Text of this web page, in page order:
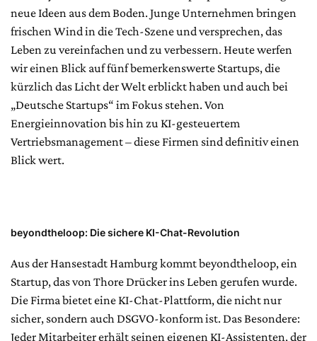
neue Ideen aus dem Boden. Junge Unternehmen bringen
frischen Wind in die Tech-Szene und versprechen, das
Leben zu vereinfachen und zu verbessern. Heute werfen
wir einen Blick auf fünf bemerkenswerte Startups, die
kürzlich das Licht der Welt erblickt haben und auch bei
„Deutsche Startups“ im Fokus stehen. Von
Energieinnovation bis hin zu KI-gesteuertem
Vertriebsmanagement – diese Firmen sind definitiv einen
Blick wert.
beyondtheloop: Die sichere KI-Chat-Revolution
Aus der Hansestadt Hamburg kommt beyondtheloop, ein
Startup, das von Thore Drücker ins Leben gerufen wurde.
Die Firma bietet eine KI-Chat-Plattform, die nicht nur
sicher, sondern auch DSGVO-konform ist. Das Besondere:
Jeder Mitarbeiter erhält seinen eigenen KI-Assistenten, der